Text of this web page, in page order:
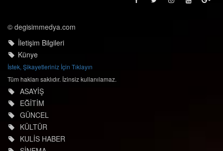
© degisimmedya.com
İletişim Bilgileri
Künye
İstek, Şikayetleriniz İçin Tıklayın
Tüm hakları saklıdır. İzinsiz kullanılamaz.
ASAYİŞ
EĞİTİM
GÜNCEL
KÜLTÜR